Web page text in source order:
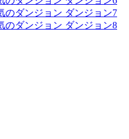
のダンジョン ダンジョン7
のダンジョン ダンジョン8